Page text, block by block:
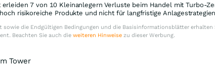
erleiden 7 von 10 Kleinanlegern Verluste beim Handel mit Turbo-
risikoreiche Produkte und nicht für langfristige
sowie die Endgültigen Bedingungen und die Basisinformationsblätter erhalten
Beachten Sie auch die weiteren Hinweisezu dieser Werbung.
Tower